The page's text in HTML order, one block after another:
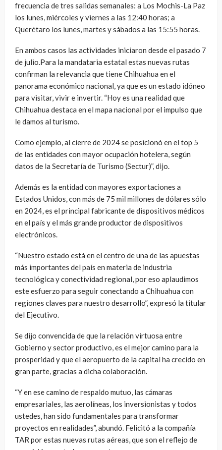
frecuencia de tres salidas semanales: a Los Mochis-La Paz
los lunes, miércoles y viernes a las 12:40 horas; a
Querétaro los lunes, martes y sábados a las 15:55 horas.
En ambos casos las actividades iniciaron desde el pasado 7
de julio.Para la mandataria estatal estas nuevas rutas
confirman la relevancia que tiene Chihuahua en el
panorama económico nacional, ya que es un estado idóneo
para visitar, vivir e invertir. “Hoy es una realidad que
Chihuahua destaca en el mapa nacional por el impulso que
le damos al turismo.
Como ejemplo, al cierre de 2024 se posicionó en el top 5
de las entidades con mayor ocupación hotelera, según
datos de la Secretaría de Turismo (Sectur)”, dijo.
Además es la entidad con mayores exportaciones a
Estados Unidos, con más de 75 mil millones de dólares sólo
en 2024, es el principal fabricante de dispositivos médicos
en el país y el más grande productor de dispositivos
electrónicos.
“Nuestro estado está en el centro de una de las apuestas
más importantes del país en materia de industria
tecnológica y conectividad regional, por eso aplaudimos
este esfuerzo para seguir conectando a Chihuahua con
regiones claves para nuestro desarrollo”, expresó la titular
del Ejecutivo.
Se dijo convencida de que la relación virtuosa entre
Gobierno y sector productivo, es el mejor camino para la
prosperidad y que el aeropuerto de la capital ha crecido en
gran parte, gracias a dicha colaboración.
“Y en ese camino de respaldo mutuo, las cámaras
empresariales, las aerolíneas, los inversionistas y todos
ustedes, han sido fundamentales para transformar
proyectos en realidades”, abundó. Felicitó a la compañía
TAR por estas nuevas rutas aéreas, que son el reflejo de